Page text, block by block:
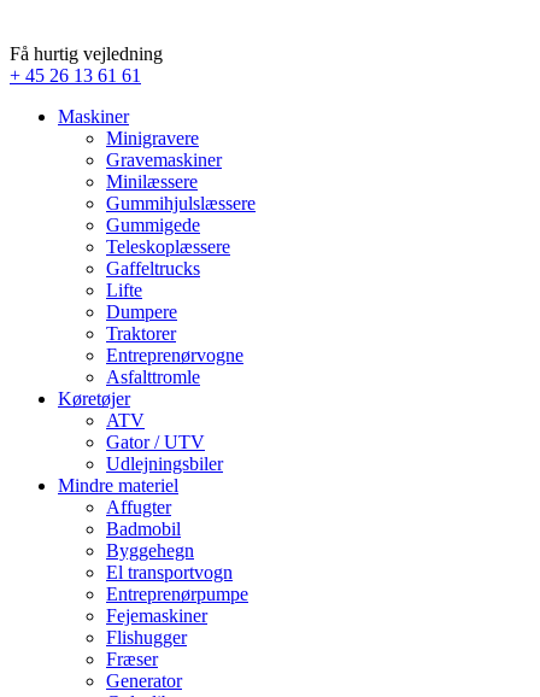
Få hurtig vejledning
+ 45 26 13 61 61
Maskiner
Minigravere
Gravemaskiner
Minilæssere
Gummihjulslæssere
Gummigede
Teleskoplæssere
Gaffeltrucks
Lifte
Dumpere
Traktorer
Entreprenørvogne
Asfalttromle
Køretøjer
ATV
Gator / UTV
Udlejningsbiler
Mindre materiel
Affugter
Badmobil
Byggehegn
El transportvogn
Entreprenørpumpe
Fejemaskiner
Flishugger
Fræser
Generator